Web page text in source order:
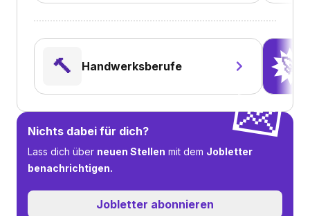
🔨 Handwerksberufe 🚀
💌
Nichts dabei für dich?
Lass dich über neuen Stellen mit dem Jobletter
benachrichtigen.
Jobletter abonnieren